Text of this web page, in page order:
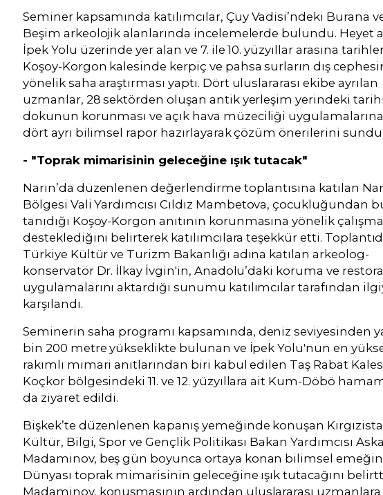
Seminer kapsamında katılımcılar, Çuy Vadisi’ndeki Burana
Beşim arkeolojik alanlarında incelemelerde bulundu. Heyet
İpek Yolu üzerinde yer alan ve 7. ile 10. yüzyıllar arasına
Koşoy-Korgon kalesinde kerpiç ve pahsa surların dış
yönelik saha araştırması yaptı. Dört uluslararası ekibe ayrılan
uzmanlar, 28 sektörden oluşan antik yerleşim yerindeki tarihi
dokunun korunması ve açık hava müzeciliği
dört ayrı bilimsel rapor hazırlayarak çözüm önerilerini sundu.
- "Toprak mimarisinin geleceğine ışık tutacak"
Narın’da düzenlenen değerlendirme toplantısına katılan
Bölgesi Vali Yardımcısı Cıldız Mambetova, çocukluğundan
tanıdığı Koşoy-Korgon anıtının korunmasına yönelik
desteklediğini belirterek katılımcılara teşekkür etti.
Türkiye Kültür ve Turizm Bakanlığı adına katılan arkeolog-
konservatör Dr. İlkay İvgin'in, Anadolu’daki koruma ve
uygulamalarını aktardığı sunumu katılımcılar tarafından
karşılandı.
Seminerin saha programı kapsamında, deniz seviyesinden
bin 200 metre yükseklikte bulunan ve İpek Yolu'nun en
rakımlı mimari anıtlarından biri kabul edilen Taş Rabat
Koçkor bölgesindeki 11. ve 12. yüzyıllara ait Kum-Döbö hamam
da ziyaret edildi.
Bişkek’te düzenlenen kapanış yemeğinde konuşan
Kültür, Bilgi, Spor ve Gençlik Politikası Bakan Yardımcısı
Madaminov, beş gün boyunca ortaya konan bilimsel
Dünyası toprak mimarisinin geleceğine ışık tutacağını
Madaminov, konuşmasının ardından uluslararası uzmanlara